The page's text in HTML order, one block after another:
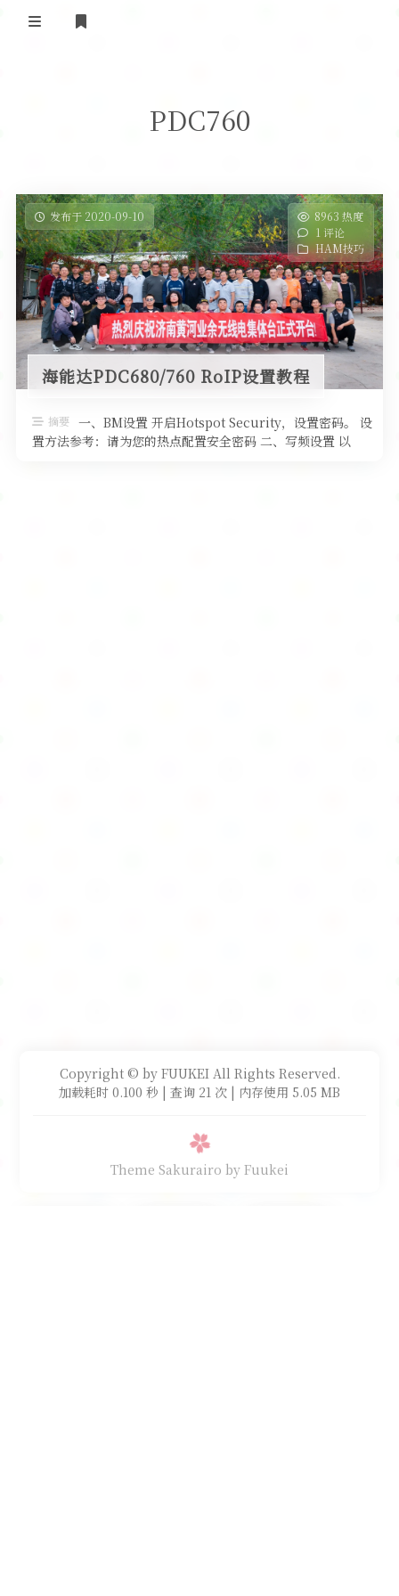
关于黄河
黄河使命
黄河新闻
政策法规
活动竞赛
行业新闻
无线电资料
BA4II
图文教程
视频资料
HAM技巧
软件
器材专区
车载类别
摩托车
编号申请
黄河直播
编号查询
PDC760
发布于 2020-09-10
8963 热度
1 评论
HAM技巧
海能达PDC680/760 RoIP设置教程
摘要 一、BM设置 开启Hotspot Security，设置密码。 设
置方法参考：请为您的热点配置安全密码 二、写频设置 以
Copyright © by FUUKEI All Rights Reserved.
加载耗时 0.100 秒 | 查询 21 次 | 内存使用 5.05 MB
Theme Sakurairo by Fuukei